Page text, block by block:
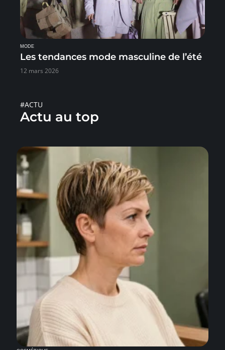
MODE
Les tendances mode masculine de l’été
12 mars 2026
#ACTU
Actu au top